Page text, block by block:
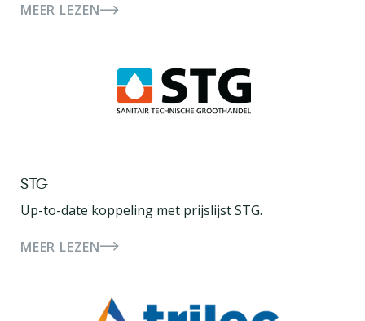
MEER LEZEN
STG
Up-to-date koppeling met prijslijst STG.
MEER LEZEN